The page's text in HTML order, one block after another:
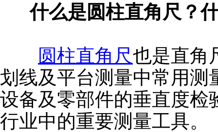
什么是圆柱直角尺？
圆柱直角尺也是直角
划线及平台测量中常用测
设备及零部件的垂直度检
行业中的重要测量工具。